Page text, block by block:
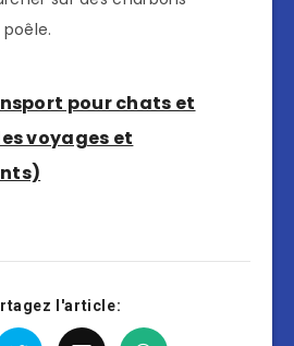
pour chats et
voyages et
l'article: